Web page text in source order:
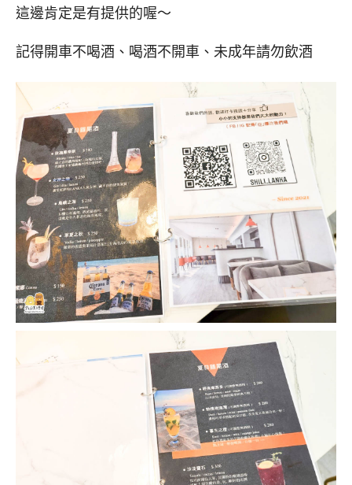
這邊肯定是有提供的喔～
記得開車不喝酒、喝酒不開車、未成年請勿飲酒